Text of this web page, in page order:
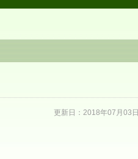
更新日：2018年07月03日